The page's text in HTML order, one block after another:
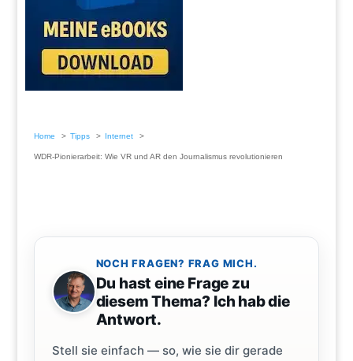
Home Tipps Internet
WDR-Pionierarbeit: Wie VR und AR den Journalismus revolutionieren
NOCH FRAGEN? FRAG MICH.
Du hast eine Frage zu
diesem Thema? Ich hab die
Antwort.
Stell sie einfach — so, wie sie dir gerade